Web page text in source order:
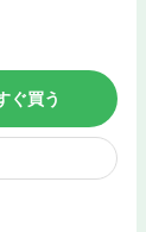
ぐ買う